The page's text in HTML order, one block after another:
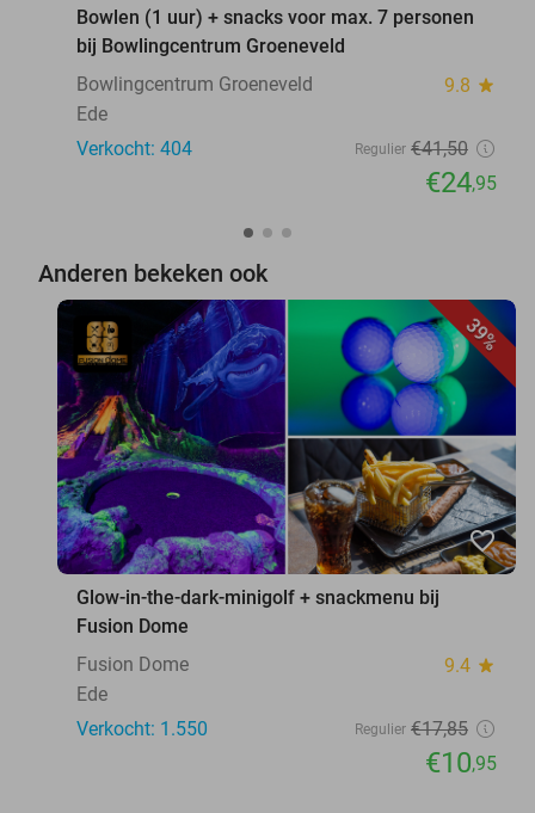
Bowlen (1 uur) + snacks voor max. 7 personen
bij Bowlingcentrum Groeneveld
Bowlingcentrum Groeneveld
9.8 star
Ede
Verkocht: 404
Regulier €41,50
€24,95
Anderen bekeken ook
39%
favorite_border
Glow-in-the-dark-minigolf + snackmenu bij
Fusion Dome
Fusion Dome
9.4 star
Ede
Verkocht: 1.550
Regulier €17,85
€10,95